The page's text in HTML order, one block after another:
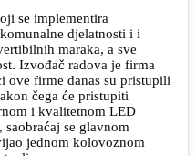
se implementira
djelatnosti i i
maraka, a sve
Izvođač radova je firma
ove firme danas su pristupili
čega će pristupiti
i kvalitetnom LED
se glavnom
jednom kolovoznom